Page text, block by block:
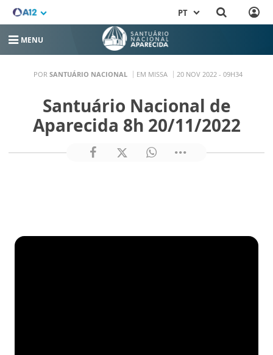
PT
MENU
POR SANTUÁRIO NACIONAL EM MISSA 20 NOV 2022 - 09H34
Santuário Nacional de
Aparecida 8h 20/11/2022